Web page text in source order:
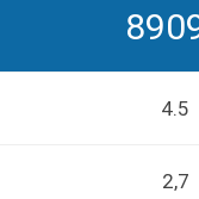
4.5
2,7